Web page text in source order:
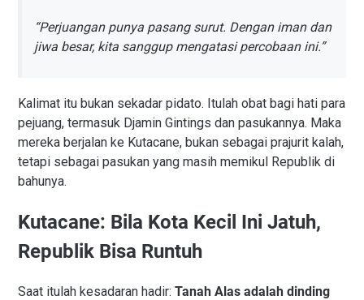
“Perjuangan punya pasang surut. Dengan iman dan
jiwa besar, kita sanggup mengatasi percobaan ini.”
Kalimat itu bukan sekadar pidato. Itulah obat bagi hati para
pejuang, termasuk Djamin Gintings dan pasukannya. Maka
mereka berjalan ke Kutacane, bukan sebagai prajurit kalah,
tetapi sebagai pasukan yang masih memikul Republik di
bahunya.
Kutacane: Bila Kota Kecil Ini Jatuh,
Republik Bisa Runtuh
Saat itulah kesadaran hadir: Tanah Alas adalah dinding